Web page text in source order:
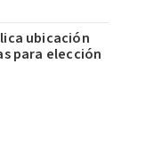
ubicación
para elección